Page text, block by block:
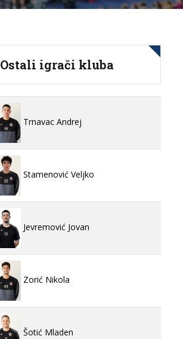
Ostali igrači kluba
Trnavac Andrej
Stamenović Veljko
Jevremović Jovan
Zorić Nikola
Šotić Mladen